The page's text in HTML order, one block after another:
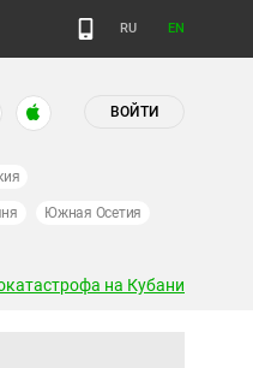
RU EN
ВОЙТИ
Южная Осетия
на Кубани